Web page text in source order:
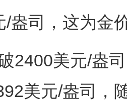
/盎司，这为金
2400美元/盎
美元/盎司，